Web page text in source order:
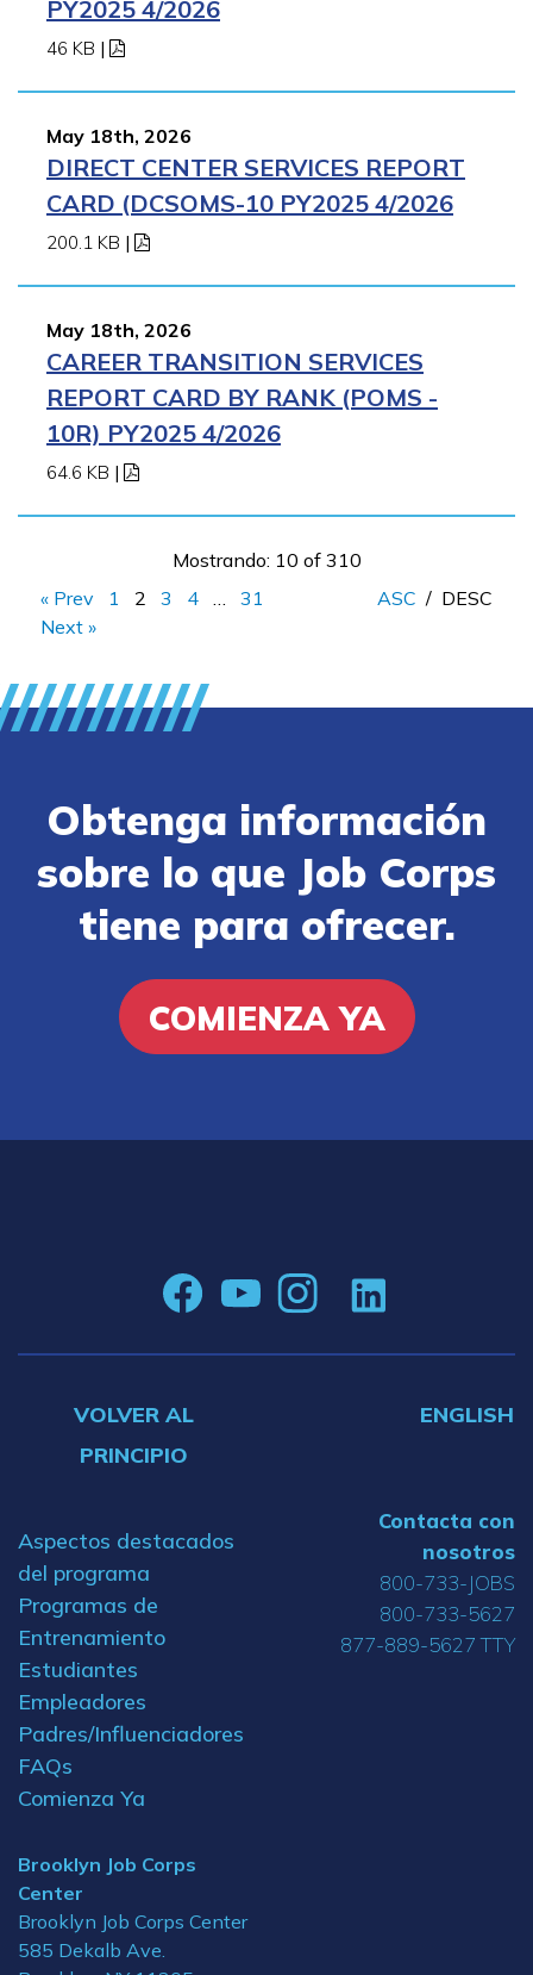
PY2025 4/2026
46 KB |
May 18th, 2026
DIRECT CENTER SERVICES REPORT
CARD (DCSOMS-10 PY2025 4/2026
200.1 KB |
May 18th, 2026
CAREER TRANSITION SERVICES
REPORT CARD BY RANK (POMS -
10R) PY2025 4/2026
64.6 KB |
Mostrando: 10 of 310
« Prev
1 2 3 4
31
Next »
ASC / DESC
Obtenga información
sobre lo que Job Corps
tiene para ofrecer.
COMIENZA YA
VOLVER AL
PRINCIPIO
ENGLISH
Aspectos destacados
del programa
Programas de
Entrenamiento
Estudiantes
Empleadores
Padres/Influenciadores
FAQs
Comienza Ya
Brooklyn Job Corps
Center
Brooklyn Job Corps Center
585 Dekalb Ave.
Contacta con
nosotros
800-733-JOBS
800-733-5627
877-889-5627 TTY